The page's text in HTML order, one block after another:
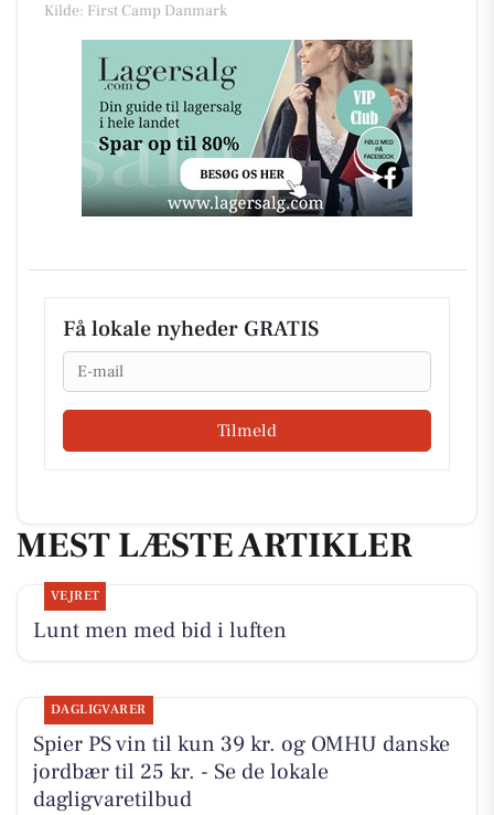
Kilde: First Camp Danmark
Få lokale nyheder GRATIS
Email
Tilmeld
MEST LÆSTE ARTIKLER
VEJRET
Lunt men med bid i luften
DAGLIGVARER
Spier PS vin til kun 39 kr. og OMHU danske
jordbær til 25 kr. - Se de lokale
dagligvaretilbud